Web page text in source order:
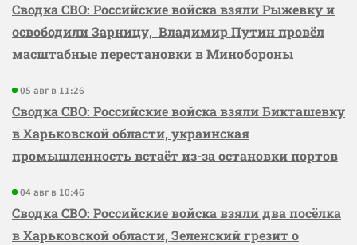
Сводка СВО: Российские войска взяли Рыжевку и
освободили Зарницу, Владимир Путин провёл
масштабные перестановки в Минобороны
05 авг в 11:26
Сводка СВО: Российские войска взяли Бикташевку
в Харьковской области, украинская
промышленность встаёт из-за остановки портов
04 авг в 10:46
Сводка СВО: Российские войска взяли два посёлка
в Харьковской области, Зеленский грезит о